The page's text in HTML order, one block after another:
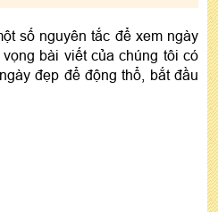
số nguyên tắc để xem ngày
bài viết của chúng tôi có
đẹp để động thổ, bắt đầu